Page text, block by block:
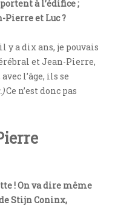
à l’édifice ;
et Luc ?
y a dix ans, je pouvais
et Jean-Pierre,
l’âge, ils se
Ce n’est donc pas
! On va dire même
Stijn Coninx,